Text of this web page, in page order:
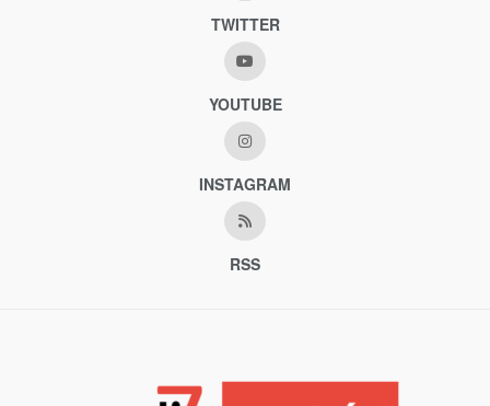
TWITTER
YOUTUBE
INSTAGRAM
RSS